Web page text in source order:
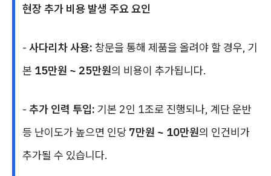
현장 추가 비용 발생 주요 요인
- 사다리차 사용: 창문을 통해 제품을 올려야 할 경우, 기
본 15만원 ~ 25만원의 비용이 추가됩니다.
- 추가 인력 투입: 기본 2인 1조로 진행되나, 계단 운반
등 난이도가 높으면 인당 7만원 ~ 10만원의 인건비가
추가될 수 있습니다.